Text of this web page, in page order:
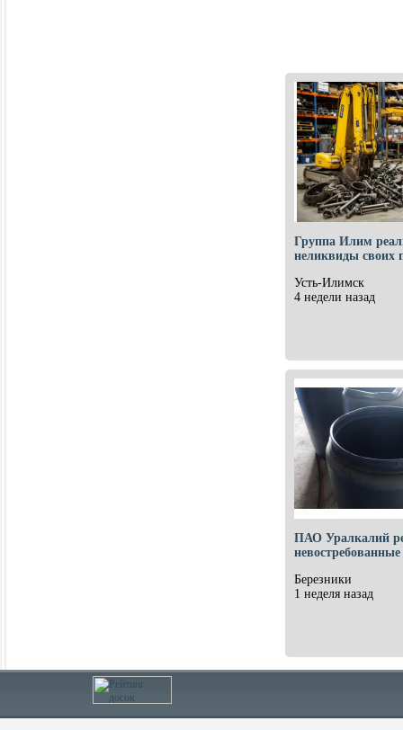
Группа Илим
неликвиды своих
Усть-Илимск
4 недели назад
ПАО Уралкалий
Березники
1 неделя назад